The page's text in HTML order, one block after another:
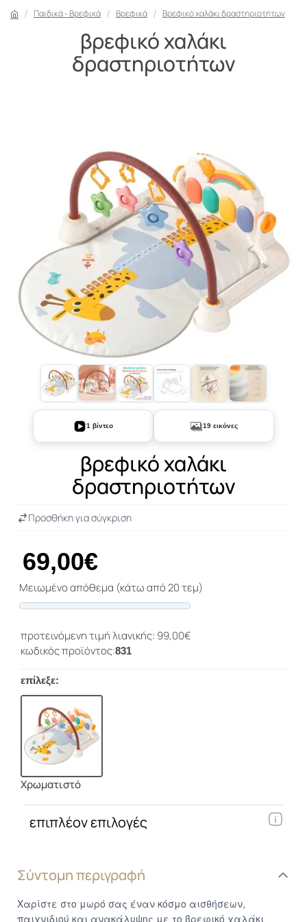
Παιδικά - Βρεφικά Βρεφικά Βρεφικό χαλάκι δραστηριοτήτων
βρεφικό χαλάκι
δραστηριοτήτων
+14
1 βίντεο 19 εικόνες
βρεφικό χαλάκι
δραστηριοτήτων
Σύντομη περιγραφή
Χαρίστε στο μωρό σας έναν κόσμο αισθήσεων,
παιχνιδιού και ανακάλυψης με το βρεφικό χαλάκι
69,00€
Μειωμένο απόθεμα (κάτω από 20 τεμ)
Προσθήκη για σύγκριση
προτεινόμενη τιμή λιανικής: 99,00€
κωδικός προϊόντος:831
επίλεξε:
Χρωματιστό
επιπλέον επιλογές